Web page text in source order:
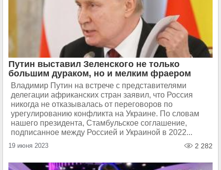
Путин выставил Зеленского не только
большим дураком, но и мелким фраером
Владимир Путин на встрече с представителями
делегации африканских стран заявил, что Россия
никогда не отказывалась от переговоров по
урегулированию конфликта на Украине. По словам
нашего президента, Стамбульское соглашение,
подписанное между Россией и Украиной в 2022...
19 июня 2023 2 282